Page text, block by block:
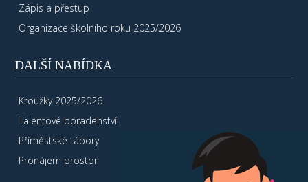
Zápis a přestup
Organizace školního roku 2025/2026
DALŠÍ NABÍDKA
Kroužky 2025/2026
Talentové poradenství
Příměstské tábory
Pronájem prostor